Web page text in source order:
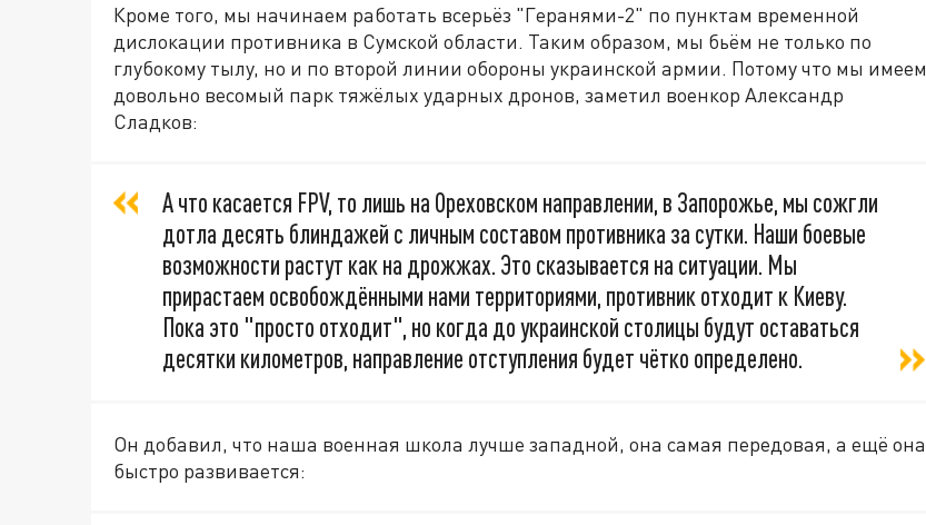
Кроме того, мы начинаем работать всерьёз "Геранями-2" по пунктам временной
дислокации противника в Сумской области. Таким образом, мы бьём не только по
глубокому тылу, но и по второй линии обороны украинской армии. Потому что мы имеем
довольно весомый парк тяжёлых ударных дронов, заметил военкор Александр
Сладков:
А что касается FPV, то лишь на Ореховском направлении, в Запорожье, мы сожгли
дотла десять блиндажей с личным составом противника за сутки. Наши боевые
возможности растут как на дрожжах. Это сказывается на ситуации. Мы
прирастаем освобождёнными нами территориями, противник отходит к Киеву.
Пока это "просто отходит", но когда до украинской столицы будут оставаться
десятки километров, направление отступления будет чётко определено.
Он добавил, что наша военная школа лучше западной, она самая передовая, а ещё она
быстро развивается: